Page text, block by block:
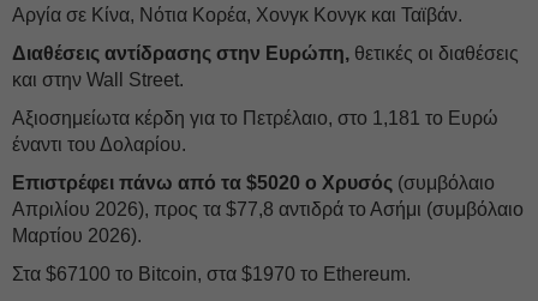
Αργία σε Κίνα, Νότια Κορέα, Χονγκ Κονγκ και Ταϊβάν.
Διαθέσεις αντίδρασης στην Ευρώπη, θετικές οι διαθέσεις
και στην Wall Street.
Αξιοσημείωτα κέρδη για το Πετρέλαιο, στο 1,181 το Ευρώ
έναντι του Δολαρίου.
Επιστρέφει πάνω από τα $5020 ο Χρυσός (συμβόλαιο
Απριλίου 2026), προς τα $77,8 αντιδρά το Ασήμι (συμβόλαιο
Μαρτίου 2026).
Στα $67100 το Bitcoin, στα $1970 το Ethereum.